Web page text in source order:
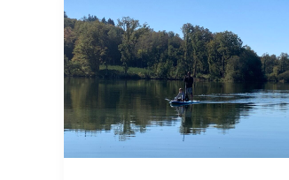
meer
in
Frankrijk.